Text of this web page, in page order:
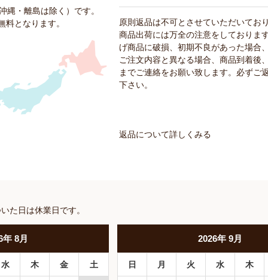
縄・離島は除く）です。
となります。
原則返品は不可とさせていただいてお
商品出荷には万全の注意をしておりま
げ商品に破損、初期不良があった場合
ご注文内容と異なる場合、商品到着後
までご連絡をお願い致します。必ずご
下さい。
返品について詳しくみる
た日は休業日です。
年 8月
水 木 金 土
2026年9月
日 月 火 水 木